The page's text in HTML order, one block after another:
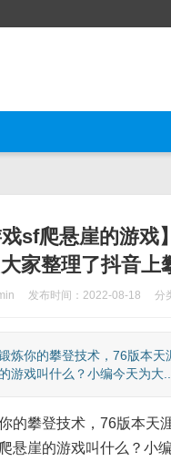
戏sf爬悬崖的游
大家整理了抖音上
发布时间：2022-08-18 分
的攀登技术，76版本天
游戏叫什么？小编今天为大...
攀登技术，76版本天
悬崖的游戏叫什么？小